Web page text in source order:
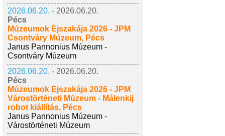
2026.06.20. - 2026.06.20.
Pécs
Múzeumok Éjszakája 2026 - JPM
Csontváry Múzeum, Pécs
Janus Pannonius Múzeum -
Csontváry Múzeum
2026.06.20. - 2026.06.20.
Pécs
Múzeumok Éjszakája 2026 - JPM
Várostörténeti Múzeum - Málenkij
robot kiállítás, Pécs
Janus Pannonius Múzeum -
Várostörténeti Múzeum